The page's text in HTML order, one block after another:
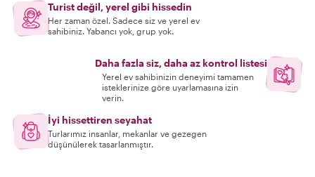
Turist değil, yerel gibi hissedin
Her zaman özel. Sadece siz ve yerel ev
sahibiniz. Yabancı yok, grup yok.
Daha fazla siz, daha az kontrol listesi
Yerel ev sahibinizin deneyimi tamamen
isteklerinize göre uyarlamasına izin
verin.
İyi hissettiren seyahat
Turlarımız insanlar, mekanlar ve gezegen
düşünülerek tasarlanmıştır.